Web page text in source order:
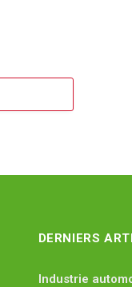
DERNIERS
Industrie